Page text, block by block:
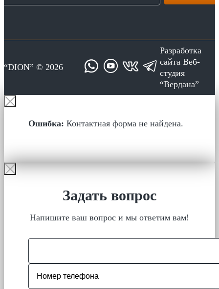
“DION” © 2026
Разработка
сайта Веб-
студия
“Вердана”
Ошибка: Контактная форма не найдена.
Задать вопрос
Напишите ваш вопрос и мы ответим вам!